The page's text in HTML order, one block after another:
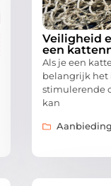
Veiligheid
een
Als je een
belangrijk het
stimulerende
kan